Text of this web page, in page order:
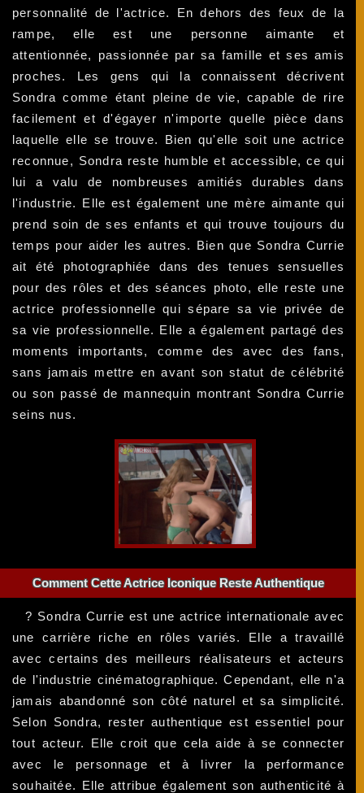
personnalité de l'actrice. En dehors des feux de la
rampe, elle est une personne aimante et
attentionnée, passionnée par sa famille et ses amis
proches. Les gens qui la connaissent décrivent
Sondra comme étant pleine de vie, capable de rire
facilement et d'égayer n'importe quelle pièce dans
laquelle elle se trouve. Bien qu'elle soit une actrice
reconnue, Sondra reste humble et accessible, ce qui
lui a valu de nombreuses amitiés durables dans
l'industrie. Elle est également une mère aimante qui
prend soin de ses enfants et qui trouve toujours du
temps pour aider les autres. Bien que Sondra Currie
ait été photographiée dans des tenues sensuelles
pour des rôles et des séances photo, elle reste une
actrice professionnelle qui sépare sa vie privée de
sa vie professionnelle. Elle a également partagé des
moments importants, comme des avec des fans,
sans jamais mettre en avant son statut de célébrité
ou son passé de mannequin montrant Sondra Currie
seins nus.
Comment Cette Actrice Iconique Reste Authentique
? Sondra Currie est une actrice internationale avec
une carrière riche en rôles variés. Elle a travaillé
avec certains des meilleurs réalisateurs et acteurs
de l'industrie cinématographique. Cependant, elle n'a
jamais abandonné son côté naturel et sa simplicité.
Selon Sondra, rester authentique est essentiel pour
tout acteur. Elle croit que cela aide à se connecter
avec le personnage et à livrer la performance
souhaitée. Elle attribue également son authenticité à